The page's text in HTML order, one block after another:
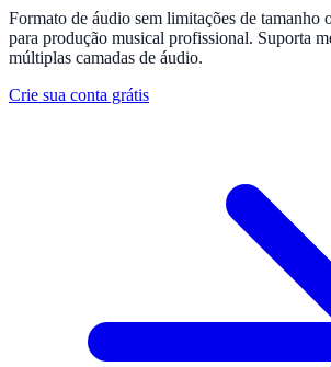
Formato de áudio sem limitações de tamanho
para produção musical profissional. Suporta
múltiplas camadas de áudio.
Crie sua conta grátis